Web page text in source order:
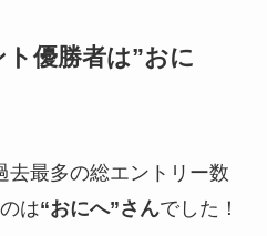
優勝者は”おに
去最多の総エントリー数
は“おにへ”さんでした！